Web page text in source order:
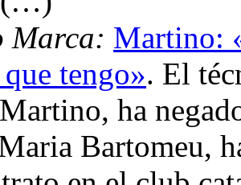
Marca: Martino:
tengo». El
Martino, ha
Bartomeu,